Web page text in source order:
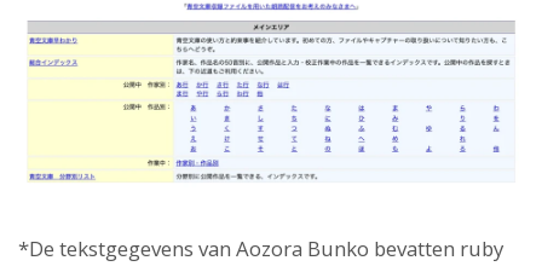
*De tekstgegevens van Aozora Bunko bevatten ruby